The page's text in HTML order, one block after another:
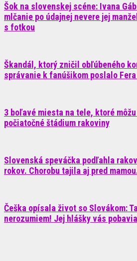
Šok na slovenskej scéne: Ivana
mlčanie po údajnej nevere jej
s fotkou
Škandál, ktorý zničil obľúbeného
správanie k fanúšikom poslalo
3 boľavé miesta na tele, ktoré
počiatočné štádium rakoviny
Slovenská speváčka podľahla
rokov. Chorobu tajila aj pred
Češka opísala život so Slovákom:
nerozumiem! Jej hlášky vás